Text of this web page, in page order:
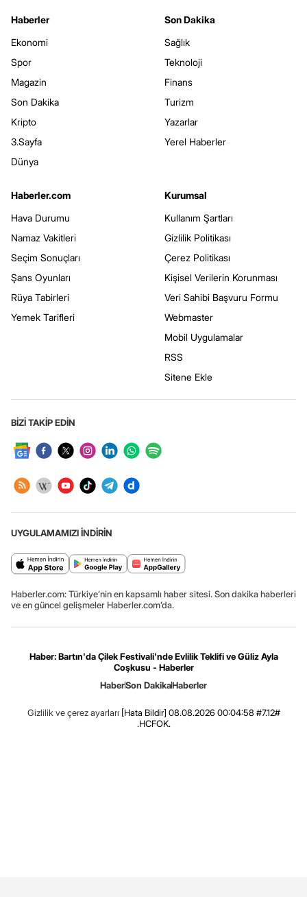
Haberler
Ekonomi
Spor
Magazin
Son Dakika
Kripto
3.Sayfa
Dünya
Son Dakika
Sağlık
Teknoloji
Finans
Turizm
Yazarlar
Yerel Haberler
Haberler.com
Hava Durumu
Namaz Vakitleri
Seçim Sonuçları
Şans Oyunları
Rüya Tabirleri
Yemek Tarifleri
Kurumsal
Kullanım Şartları
Gizlilik Politikası
Çerez Politikası
Kişisel Verilerin Korunması
Veri Sahibi Başvuru Formu
Webmaster
Mobil Uygulamalar
RSS
Sitene Ekle
BİZİ TAKİP EDİN
UYGULAMAMIZI İNDİRİN
Haberler.com: Türkiye’nin en kapsamlı haber sitesi. Son dakika haberleri
ve en güncel gelişmeler Haberler.com’da.
Haber: Bartın'da Çilek Festivali'nde Evlilik Teklifi ve Güliz Ayla
Coşkusu - Haberler
HaberSon DakikaHaberler
Gizlilik ve çerez ayarları [Hata Bildir] 08.08.2026 00:04:58 #7.12#
.HCFOK.